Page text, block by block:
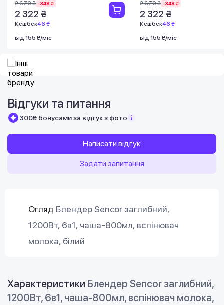
2 670 ₴ -348 ₴
2 322 ₴
Кешбек46 ₴
від 155 ₴/міс
2 670 ₴ -348 ₴
2 322 ₴
Кешбек46 ₴
від 155 ₴/міс
Відгуки та питання
300₴ бонусами за відгук з фото
Написати відгук
Задати запитання
Огляд Блендер Sencor заглибний,
1200Вт, 6в1, чаша-800мл, вспінювач
молока, білий
Характеристики Блендер Sencor заглибний,
1200Вт, 6в1, чаша-800мл, вспінювач молока,